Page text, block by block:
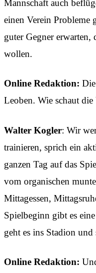
Mannschaft auch
einen Verein
guter Gegner
wollen.
Online Redaktion:
Leoben. Wie schaut
Walter Kogler: Wir
trainieren, sprich ein
ganzen Tag auf das
vom organischen
Mittagessen,
Spielbeginn gibt es
geht es ins Stadion und
Online Redaktion: